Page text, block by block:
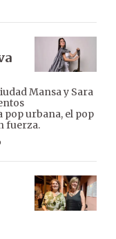
Mansa y Sara
pop urbana, el pop
fuerza.